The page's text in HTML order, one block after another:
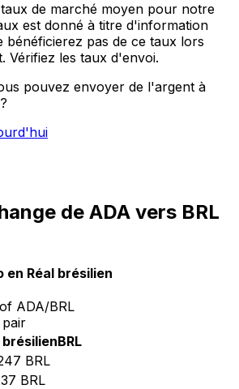
de marché moyen pour notre
est donné à titre d'information
bénéficierez pas de ce taux lors
Vérifiez les taux d'envoi.
pouvez envoyer de l'argent à
de ADA vers BRL
Réal brésilien
ADA/BRL
brésilienBRL
BRL
BRL